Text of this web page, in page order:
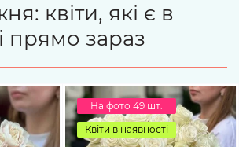
квіти, які є в
прямо зараз
На фото 49 шт.
Квіти в наявності